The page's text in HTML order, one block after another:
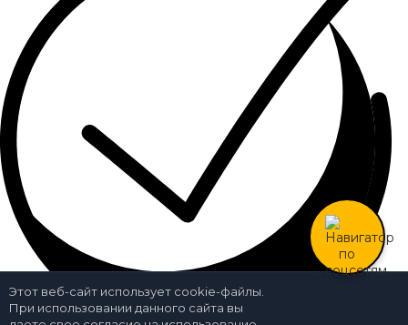
Этот веб-сайт использует cookie-файлы.
При использовании данного сайта вы